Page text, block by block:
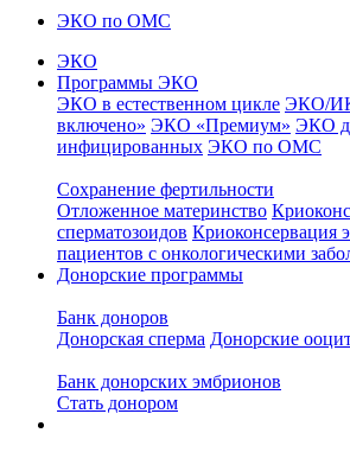
ЭКО по ОМС
ЭКО
Программы ЭКО
ЭКО в естественном цикле ЭКО/
включено» ЭКО «Премиум» ЭКО
инфицированных ЭКО по ОМС
Сохранение фертильности
Отложенное материнство
сперматозоидов Криоконсервация
пациентов с онкологическими
Донорские программы
Банк доноров
Донорская сперма Донорские
Банк донорских эмбрионов
Стать донором